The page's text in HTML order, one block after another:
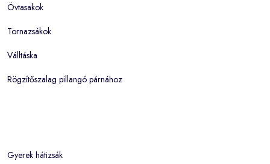
Övtasakok
Tornazsákok
Válltáska
Rögzítőszalag pillangó párnához
Gyerek hátizsák